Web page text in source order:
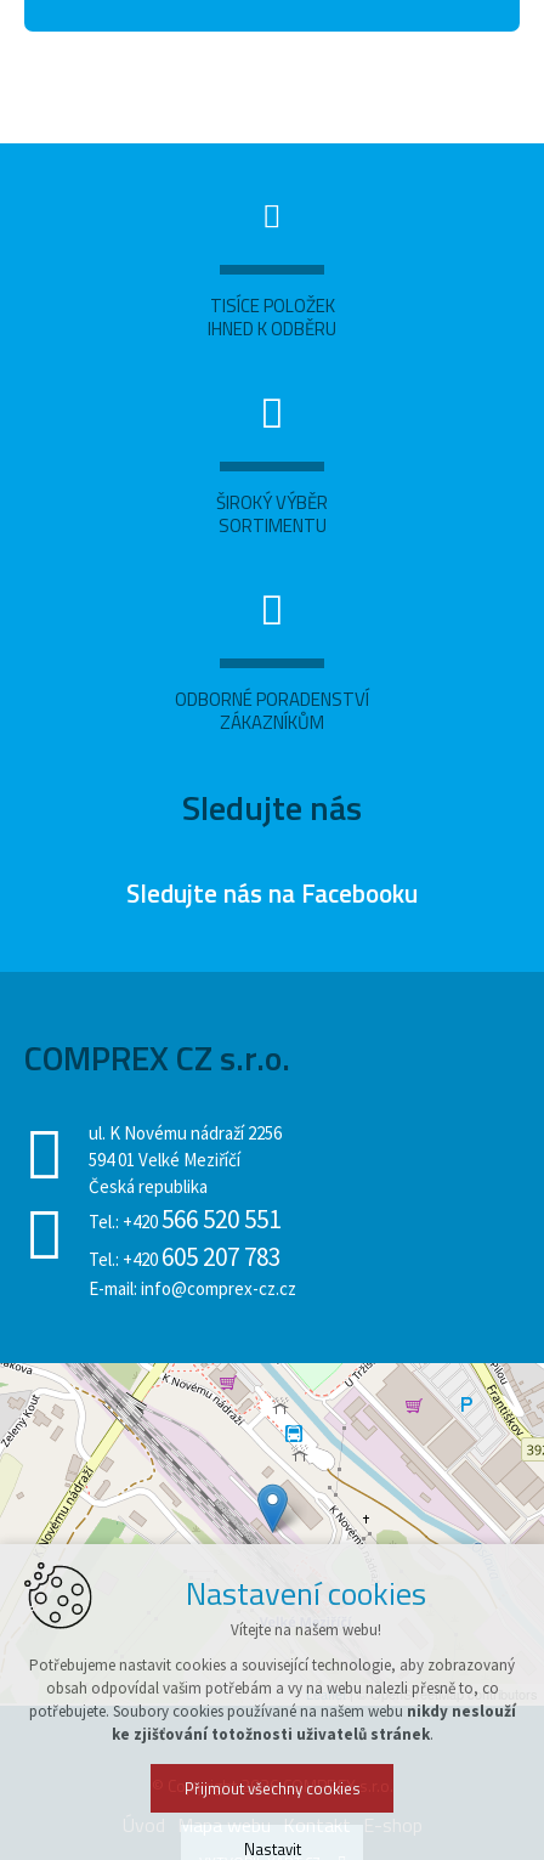
TISÍCE POLOŽEK
IHNED K ODBĚRU
ŠIROKÝ VÝBĚR
SORTIMENTU
ODBORNÉ PORADENSTVÍ
ZÁKAZNÍKŮM
Sledujte nás
Sledujte nás na Facebooku
COMPREX CZ s.r.o.
ul. K Novému nádraží 2256
594 01 Velké Meziříčí
Česká republika
Tel.: +420 566 520 551
Tel.: +420 605 207 783
E-mail: info@comprex-cz.cz
Leaflet| © OpenStreetMap contributors
Nastavení cookies
Vítejte na našem webu!
Potřebujeme nastavit cookies a související technologie, aby zobrazovaný
obsah odpovídal vašim potřebám a vy na webu nalezli přesně to, co
potřebujete. Soubory cookies používané na našem webu nikdy neslouží
ke zjišťování totožnosti uživatelů stránek.
Přijmout všechny cookies
Nastavit
© Copyright 2026 COMPREX s.r.o.
Mapa webu Kontakt